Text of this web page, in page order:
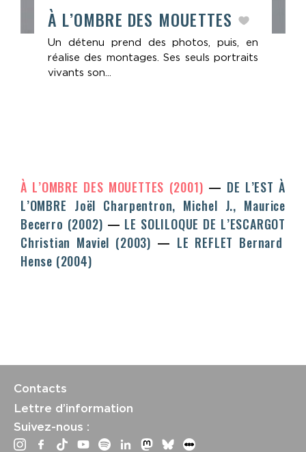
À L’OMBRE DES MOUETTES
Un détenu prend des photos, puis, en
réalise des montages. Ses seuls portraits
vivants son...
À L’OMBRE DES MOUETTES (2001)
DE L’EST À
L’OMBRE Joël Charpentron, Michel J., Maurice
Becerro (2002)
LE SOLILOQUE DE L’ESCARGOT
Christian Maviel (2003) LE REFLET Bernard
Hense (2004)
Contacts
Lettre d’information
Suivez-nous :